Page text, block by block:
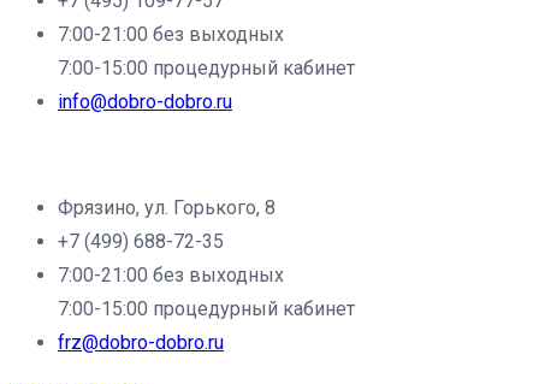
7:00-21:00 без выходных
7:00-15:00 процедурный кабинет
info@dobro-dobro.ru
Фрязино, ул. Горького, 8
+7 (499) 688-72-35
7:00-21:00 без выходных
7:00-15:00 процедурный кабинет
frz@dobro-dobro.ru